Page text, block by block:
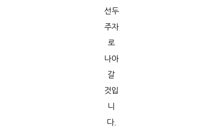
선두
주자
로
나아
갈
것입
니
다.